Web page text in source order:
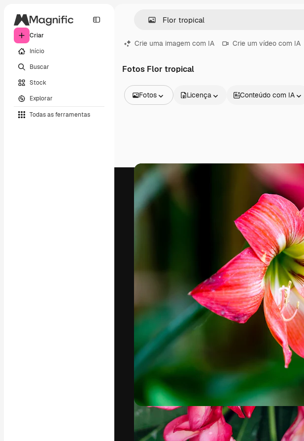
Criar
Início
Buscar
Stock
Explorar
Todas as ferramentas
Crie uma imagem com IA Crie um vídeo com IA
Fotos Flor tropical
Fotos
Vídeos
Clipes de vídeo
Animações
Modelos de vídeos
Ícones
Modelos 3D
Fontes
Licença Conteúdo com IA
A plataforma criativa para você direcionar
seu melhor trabalho. Mais de 1 milhão de
assinantes entre criativos, empresas,
agências e estúdios.
Português
Copyright © 2010-2026Freepik Company S.L.U.